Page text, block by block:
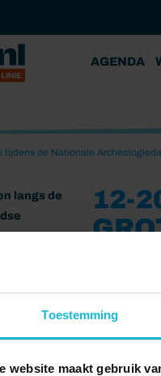
Toestemming
website maakt gebruik
AGENDA
tijdens de Nationale
langs de
voor
geen 20
op het
12-